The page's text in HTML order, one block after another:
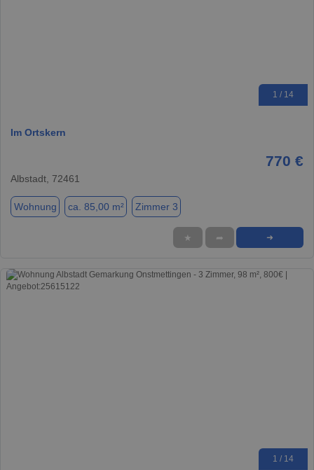
1 / 14
Im Ortskern
770 €
Albstadt, 72461
Wohnung ca. 85,00 m² Zimmer 3
★ ➦ ➜
1 / 14